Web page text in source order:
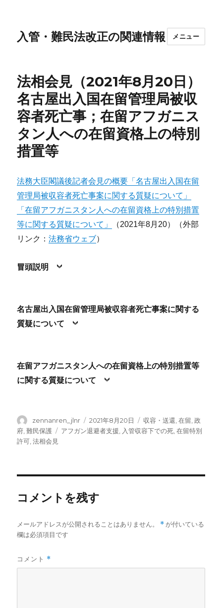
入管・難民法改正の関連情報 メニュー
法相会見（2021年8月20日）
名古屋出入国在留管理局被収
容者死亡事；在留アフガニス
タン人への在留資格上の特別
措置等
法務大臣閣議後記者会見の概要「名古屋出入国在留
管理局被収容者死亡事案に関する質疑について」
「在留アフガニスタン人への在留資格上の特別措置
等に関する質疑について」
（2021年8月20）（外部
リンク：法務省ウェブ）
冒頭説明
名古屋出入国在留管理局被収容者死亡事案に関する
質疑について
在留アフガニスタン人への在留資格上の特別措置等
に関する質疑について
投
稿
者
zennanren_jlnr
投
稿
2021年8月20日
カ
テ
収容・送還 ,在留 ,政
府 ,難民保護
タ
アフガン退避者支援 入管収容下での死 ,在留特別
許可 ,法相会見
コメントを残す
メールアドレスが公開されることはありません。 * が付いている
欄は必須項目です
コメント *